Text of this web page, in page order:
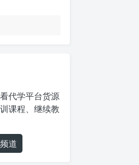
代学平台货源
课程、继续教
道